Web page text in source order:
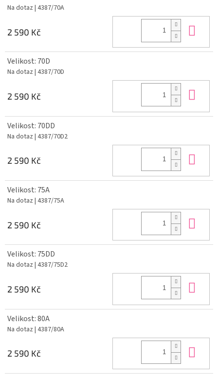
Na dotaz | 4387/70A
2 590 Kč
Velikost: 70D
Na dotaz | 4387/70D
2 590 Kč
Velikost: 70DD
Na dotaz | 4387/70D2
2 590 Kč
Velikost: 75A
Na dotaz | 4387/75A
2 590 Kč
Velikost: 75DD
Na dotaz | 4387/75D2
2 590 Kč
Velikost: 80A
Na dotaz | 4387/80A
2 590 Kč